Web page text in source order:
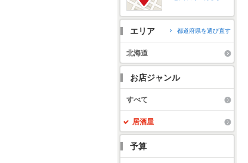
エリア 都道府県を選び直す
北海道
お店ジャンル
すべて
居酒屋
予算